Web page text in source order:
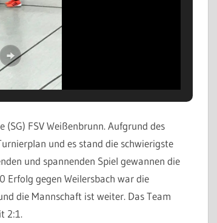
FSV Weißenbrunn. Aufgrund des
und es stand die schwierigste
und spannenden Spiel gewannen die
Erfolg gegen Weilersbach war die
die Mannschaft ist weiter. Das Team
2:1.